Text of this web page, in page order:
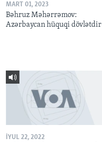
MART 01, 2023
Bəhruz Məhərrəmov:
Azərbaycan hüquqi dövlətdir
İYUL 22, 2022